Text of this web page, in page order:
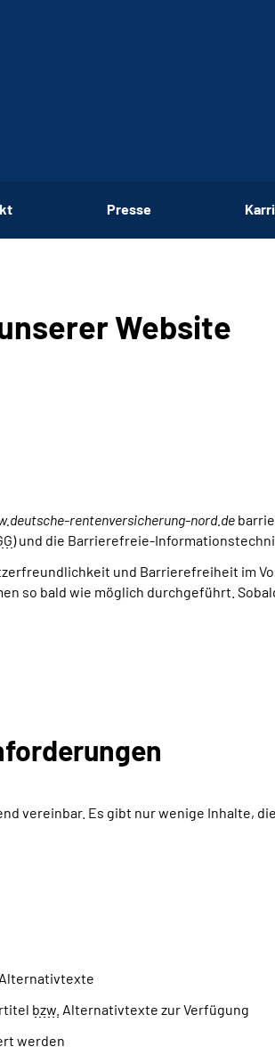
Presse
Website
rentenversicherung-nord.de
) und die Barrierefreie-
und Barrierefreiheit im
so bald wie möglich durchgeführt.
vereinbar. Es gibt nur wenige Inhalte,
bzw. Alternativtexte zur Verfügung
werden